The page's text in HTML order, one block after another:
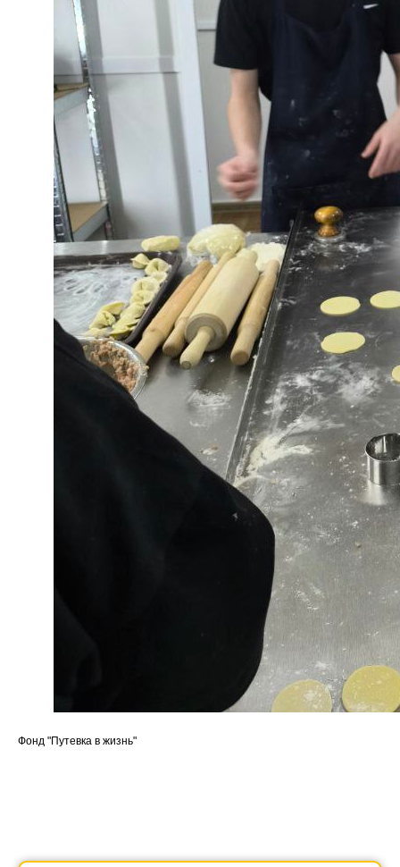
Фонд "Путевка в жизнь"